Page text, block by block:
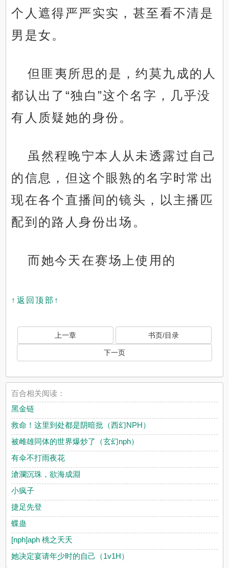
个人遮得严严实实，甚至看不清是
男是女。
但匪夷所思的是，约莫九成的人
都认出了“独白”这个名字，几乎没
有人质疑她的身份。
虽然程晚宁本人从未透露过自己
的信息，但这个眼熟的名字时常出
现在各个直播间的镜头，以主播匹
配到的路人身份出场。
而她今天在赛场上使用的
↑返回顶部↑
上一章 书页/目录
下一页
百合相关阅读：
黑金链
救命！这里到处都是阴暗批（西幻NPH）
被雌雄同体的世界爆炒了（玄幻nph）
有伞不打雨夜花
滄瀾沉珠，欲海成淵
小疯子
捷足先登
蝶蛊
[nph]aph 桃之夭夭
她决定宴请年少时的自己（1v1H）